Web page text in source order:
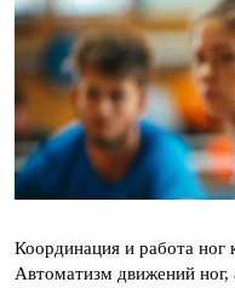
Координация и работа ног
Автоматизм движений ног,